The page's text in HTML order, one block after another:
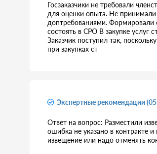
Госзаказчики не требовали
для оценки опыта. Не
доптребованиями. Формировали
состоять в СРО В закупке услуг
Заказчик поступил так,
при закупках ст
Экспертные рекомендации
Ответ на вопрос: Разместили
ошибка не указано в контракте
извещение или надо отменять